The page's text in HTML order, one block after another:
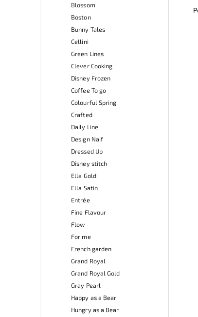
Blossom
Boston
Bunny Tales
Cellini
Green Lines
Clever Cooking
Disney Frozen
Coffee To go
Colourful Spring
Crafted
Daily Line
Design Naif
Dressed Up
Disney stitch
Ella Gold
Ella Satin
Entrée
Fine Flavour
Flow
For me
French garden
Grand Royal
Grand Royal Gold
Gray Pearl
Happy as a Bear
Hungry as a Bear